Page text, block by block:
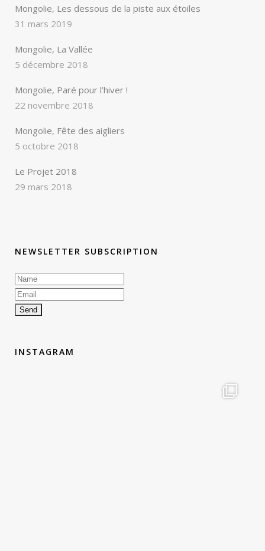
Mongolie, Les dessous de la piste aux étoiles
31 mars 2019
Mongolie, La Vallée
5 décembre 2018
Mongolie, Paré pour l’hiver !
22 novembre 2018
Mongolie, Fête des aigliers
5 octobre 2018
Le Projet 2018
29 mars 2018
NEWSLETTER SUBSCRIPTION
INSTAGRAM